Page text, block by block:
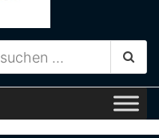
Zeitlos elegantes
aus Frankfurt
am Main